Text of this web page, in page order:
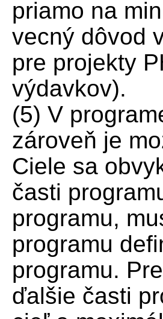
priamo na
vecný dôvod
pre projekty
výdavkov).
(5) V
zároveň je
Ciele sa
časti
programu,
programu
programu.
ďalšie časti